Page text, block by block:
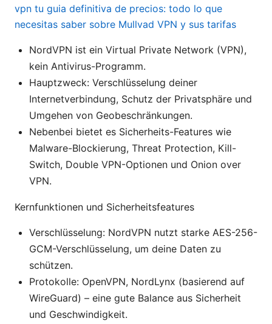
vpn tu guia definitiva de precios: todo lo que
necesitas saber sobre Mullvad VPN y sus tarifas
NordVPN ist ein Virtual Private Network (VPN),
kein Antivirus-Programm.
Hauptzweck: Verschlüsselung deiner
Internetverbindung, Schutz der Privatsphäre und
Umgehen von Geobeschränkungen.
Nebenbei bietet es Sicherheits-Features wie
Malware-Blockierung, Threat Protection, Kill-
Switch, Double VPN-Optionen und Onion over
VPN.
Kernfunktionen und Sicherheitsfeatures
Verschlüsselung: NordVPN nutzt starke AES-256-
GCM-Verschlüsselung, um deine Daten zu
schützen.
Protokolle: OpenVPN, NordLynx (basierend auf
WireGuard) – eine gute Balance aus Sicherheit
und Geschwindigkeit.